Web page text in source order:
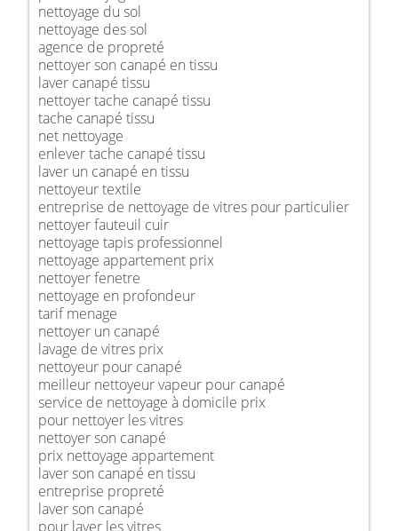
nettoyage du sol
nettoyage des sol
agence de propreté
nettoyer son canapé en tissu
laver canapé tissu
nettoyer tache canapé tissu
tache canapé tissu
net nettoyage
enlever tache canapé tissu
laver un canapé en tissu
nettoyeur textile
entreprise de nettoyage de vitres pour particulier
nettoyer fauteuil cuir
nettoyage tapis professionnel
nettoyage appartement prix
nettoyer fenetre
nettoyage en profondeur
tarif menage
nettoyer un canapé
lavage de vitres prix
nettoyeur pour canapé
meilleur nettoyeur vapeur pour canapé
service de nettoyage à domicile prix
pour nettoyer les vitres
nettoyer son canapé
prix nettoyage appartement
laver son canapé en tissu
entreprise propreté
laver son canapé
pour laver les vitres